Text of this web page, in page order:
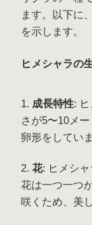
ます。以下に
を示します。
ヒメシャラの
成長特性:
さが5〜10メ
卵形をしていま
花: ヒメシャ
花は一つ一つ
咲くため、美